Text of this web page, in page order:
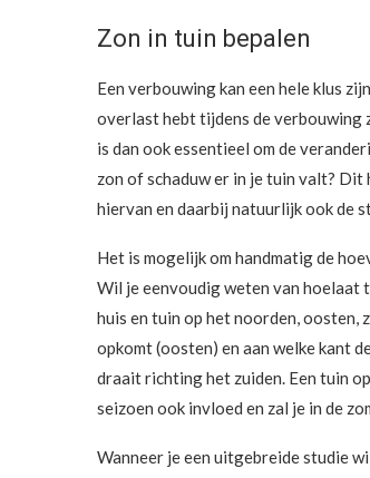
Zon in tuin bepalen
Een verbouwing kan een hele klus
overlast hebt tijdens de verbouwing
is dan ook essentieel om de
zon of schaduw er in je tuin valt?
hiervan en daarbij natuurlijk ook de
Het is mogelijk om handmatig de
Wil je eenvoudig weten van hoelaat
huis en tuin op het noorden, oosten,
opkomt (oosten) en aan welke kant
draait richting het zuiden. Een tuin
seizoen ook invloed en zal je in de
Wanneer je een uitgebreide studie